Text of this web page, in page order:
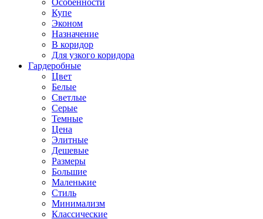
Особенности
Купе
Эконом
Назначение
В коридор
Для узкого коридора
Гардеробные
Цвет
Белые
Светлые
Серые
Темные
Цена
Элитные
Дешевые
Размеры
Большие
Маленькие
Стиль
Минимализм
Классические